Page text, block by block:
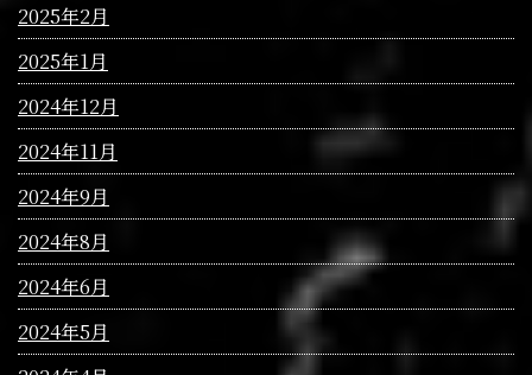
2025年2月
2025年1月
2024年12月
2024年11月
2024年9月
2024年8月
2024年6月
2024年5月